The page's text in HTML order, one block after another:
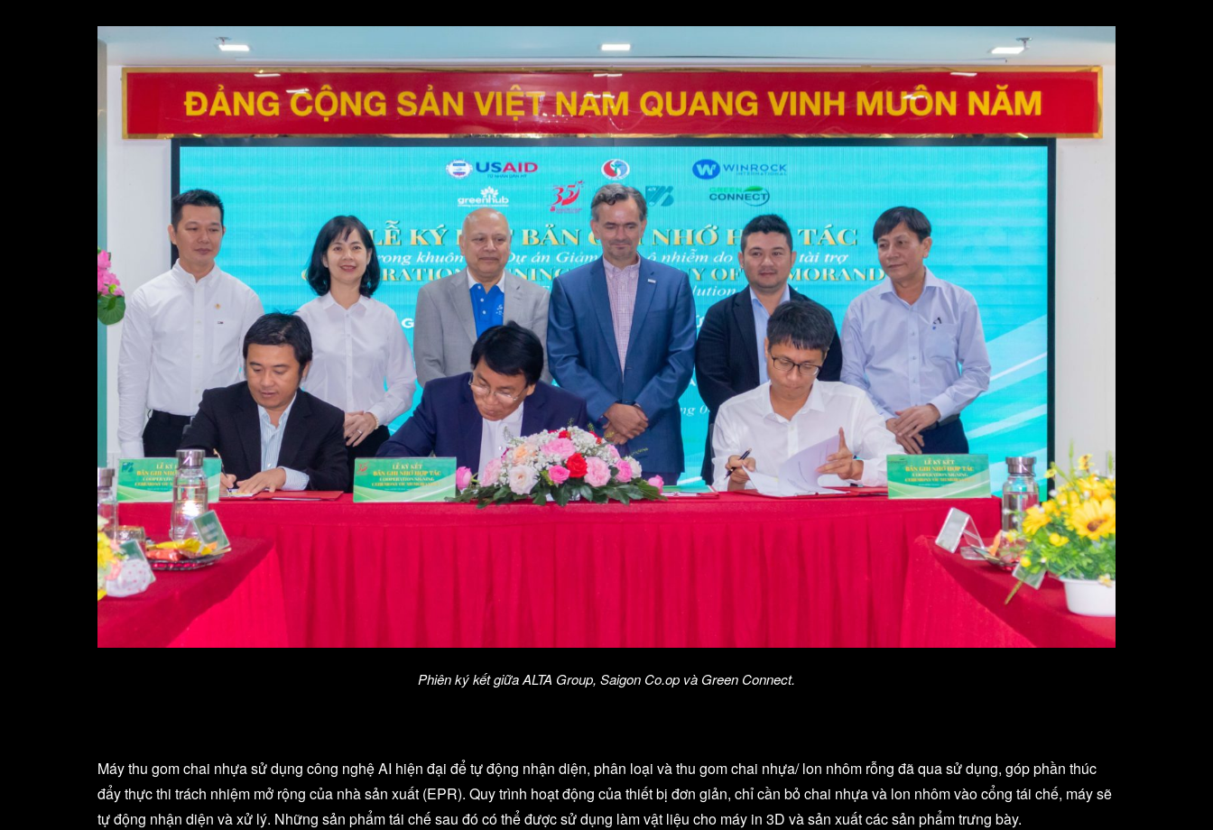
Phiên ký kết giữa ALTA Group, Saigon Co.op và Green Connect.
Máy thu gom chai nhựa sử dụng công nghệ AI hiện đại để tự động nhận diện, phân loại và thu gom chai nhựa/ lon nhôm rỗng đã qua sử dụng, góp phần thúc
đẩy thực thi trách nhiệm mở rộng của nhà sản xuất (EPR). Quy trình hoạt động của thiết bị đơn giản, chỉ cần bỏ chai nhựa và lon nhôm vào cổng tái chế, máy sẽ
tự động nhận diện và xử lý. Những sản phẩm tái chế sau đó có thể được sử dụng làm vật liệu cho máy in 3D và sản xuất các sản phẩm trưng bày.